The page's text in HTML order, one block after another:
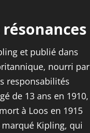
et publié dans
nourri par
responsabilités
de 13 ans en 1910,
à Loos en 1915
Kipling, qui